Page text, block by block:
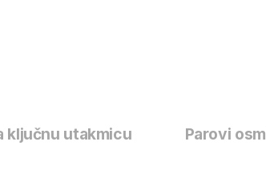
Parovi
ključnu utakmicu